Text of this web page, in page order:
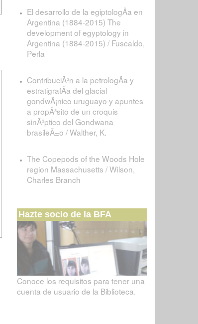
El desarrollo de la egiptologÃ­a en
Argentina (1884-2015) The
development of egyptology in
Argentina (1884-2015) / Fuscaldo,
Perla
ContribuciÃ³n a la petrologÃ­a y
estratigrafÃ­a del glacial
gondwÃ¡nico uruguayo y apuntes
a propÃ³sito de un croquis
sinÃ³ptico del Gondwana
brasileÃ±o / Walther, K.
The Copepods of the Woods Hole
region Massachusetts / Wilson,
Charles Branch
Hazte socio de la BFA
Conoce los requisitos para tener una
cuenta de usuario de la Biblioteca.